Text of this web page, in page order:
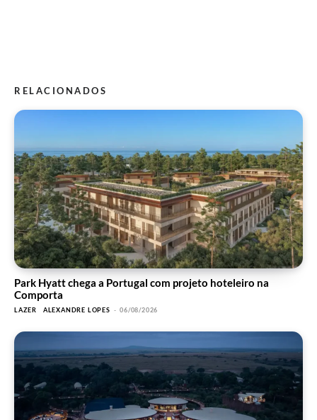
RELACIONADOS
Park Hyatt chega a Portugal com projeto hoteleiro na
Comporta
LAZER ALEXANDRE LOPES - 06/08/2026